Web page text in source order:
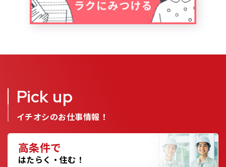
Pick up
イチオシのお仕事情報！
高条件で
はたらく・住む！